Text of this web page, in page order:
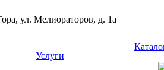
ул. Мелиораторов, д. 1а
Услуги